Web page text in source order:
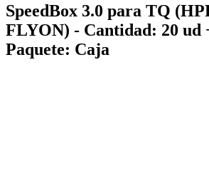
SpeedBox 3.0 para TQ
FLYON) - Cantidad: 20 ud
Paquete: Caja